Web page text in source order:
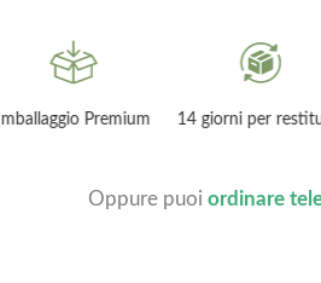
Imballaggio Premium 14 giorni per
Oppure puoi ordinare